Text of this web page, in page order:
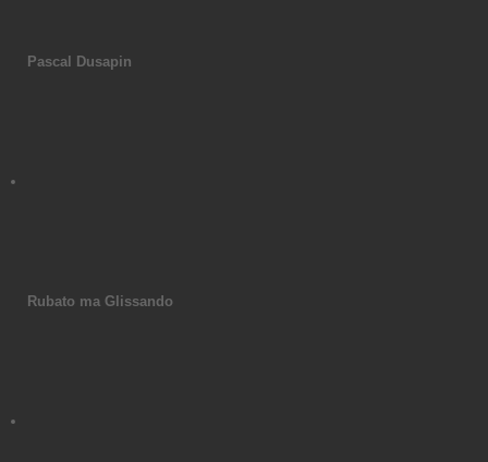
Pascal Dusapin
Rubato ma Glissando